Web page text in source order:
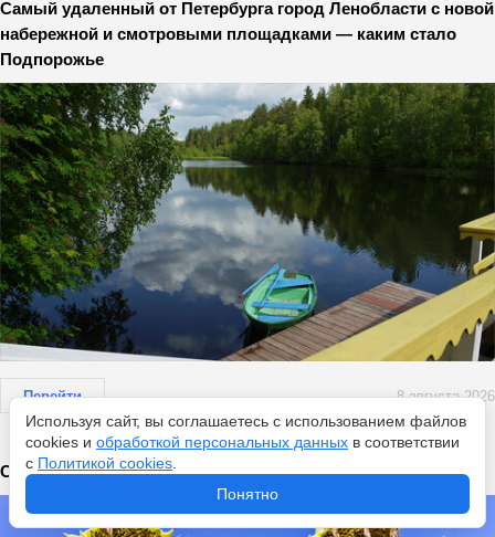
Самый удаленный от Петербурга город Ленобласти с новой
набережной и смотровыми площадками — каким стало
Подпорожье
Перейти 8 августа 2026
Синоптики обновили данные: погода страны на выходных
Используя сайт, вы соглашаетесь с использованием файлов
cookies и обработкой персональных данных в соответствии
с Политикой cookies
Понятно